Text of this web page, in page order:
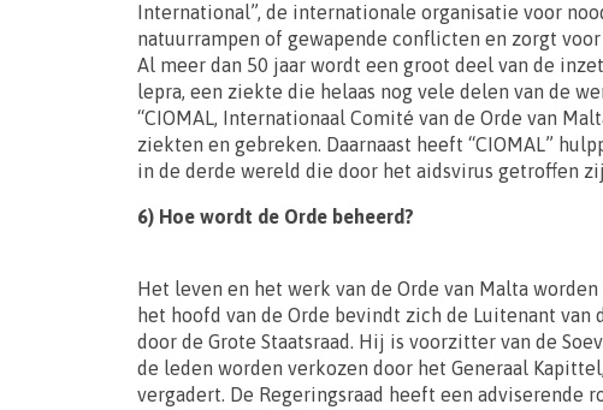
International”, de internationale organisatie voor
natuurrampen of gewapende conflicten en zorgt
Al meer dan 50 jaar wordt een groot deel van de
lepra, een ziekte die helaas nog vele delen van de
“CIOMAL, Internationaal Comité van de Orde van
ziekten en gebreken. Daarnaast heeft “CIOMAL”
in de derde wereld die door het aidsvirus getroffen
6) Hoe wordt de Orde beheerd?
Het leven en het werk van de Orde van Malta
het hoofd van de Orde bevindt zich de Luitenant van
door de Grote Staatsraad. Hij is voorzitter van de
de leden worden verkozen door het Generaal
vergadert. De Regeringsraad heeft een adviserende